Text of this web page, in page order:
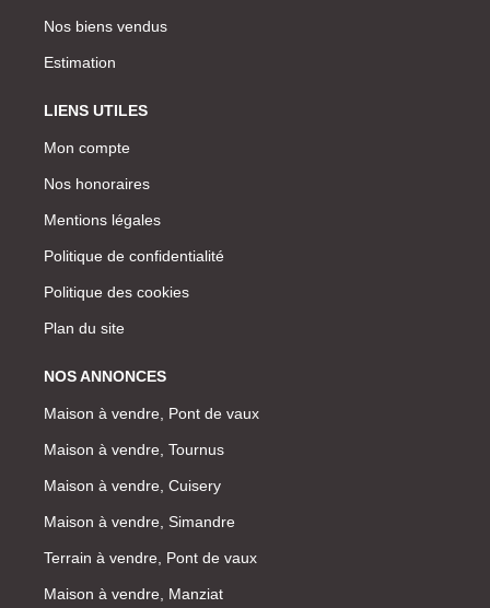
Nos biens vendus
Estimation
LIENS UTILES
Mon compte
Nos honoraires
Mentions légales
Politique de confidentialité
Politique des cookies
Plan du site
NOS ANNONCES
Maison à vendre, Pont de vaux
Maison à vendre, Tournus
Maison à vendre, Cuisery
Maison à vendre, Simandre
Terrain à vendre, Pont de vaux
Maison à vendre, Manziat